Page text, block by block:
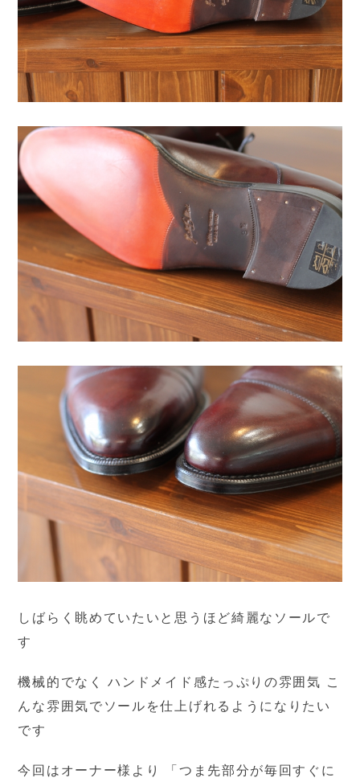
しばらく眺めていたいと思うほど綺麗なソールで
す
機械的でなく ハンドメイド感たっぷりの雰囲気 こ
んな雰囲気でソールを仕上げれるようになりたい
です
今回はオーナー様より 「つま先部分が毎回すぐに